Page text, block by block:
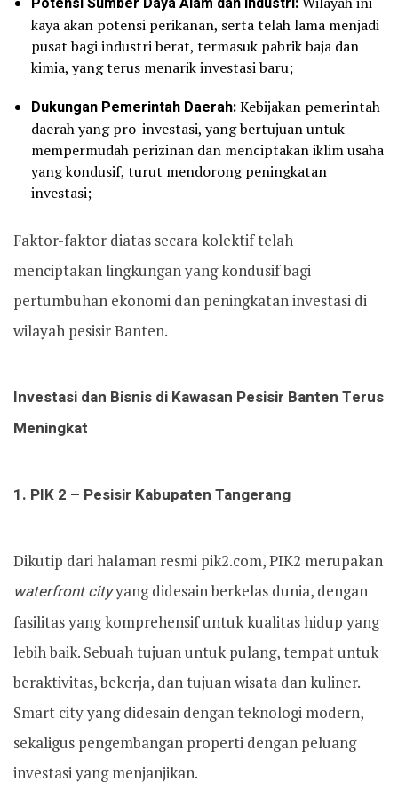
kaya akan potensi perikanan, serta telah lama menjadi
pusat bagi industri berat, termasuk pabrik baja dan
kimia, yang terus menarik investasi baru;
Dukungan Pemerintah Daerah:Kebijakan pemerintah
daerah yang pro-investasi, yang bertujuan untuk
mempermudah perizinan dan menciptakan iklim usaha
yang kondusif, turut mendorong peningkatan
investasi;
Faktor-faktor diatas secara kolektif telah
menciptakan lingkungan yang kondusif bagi
pertumbuhan ekonomi dan peningkatan investasi di
wilayah pesisir Banten.
Investasi dan Bisnis di Kawasan Pesisir Banten Terus
Meningkat
1. PIK 2 – Pesisir Kabupaten Tangerang
Dikutip dari halaman resmi pik2.com, PIK2 merupakan
waterfront cityyang didesain berkelas dunia, dengan
fasilitas yang komprehensif untuk kualitas hidup yang
lebih baik. Sebuah tujuan untuk pulang, tempat untuk
beraktivitas, bekerja, dan tujuan wisata dan kuliner.
Smart city yang didesain dengan teknologi modern,
sekaligus pengembangan properti dengan peluang
investasi yang menjanjikan.